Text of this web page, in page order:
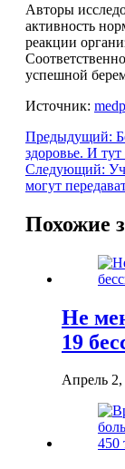
Авторы
активность
реакции
успешной
Источник:
Предыдущий:
здоровье. И тут
Следующий:
могут
Похожие
Не
19
Апрель 2,